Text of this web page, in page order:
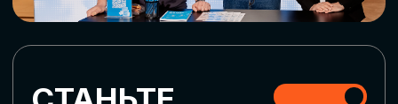
СТАТЬ УЧАСТНИКОМ